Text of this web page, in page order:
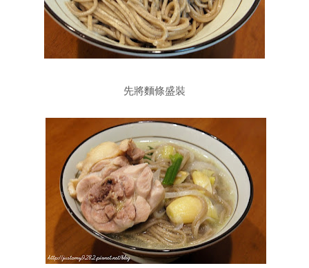
先將麵條盛裝